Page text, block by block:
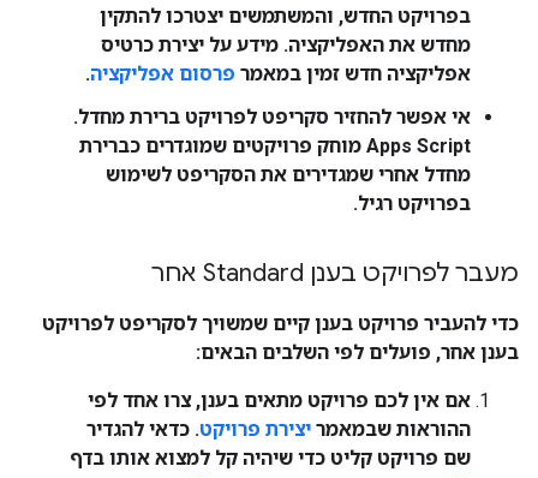
בפרויקט החדש, והמשתמשים יצטרכו להתקין
מחדש את האפליקציה. מידע על יצירת כרטיס
אפליקציה חדש זמין במאמר פרסום אפליקציה.
אי אפשר להחזיר סקריפט לפרויקט ברירת מחדל.
‫Apps Script מוחק פרויקטים שמוגדרים כברירת
מחדל אחרי שמגדירים את הסקריפט לשימוש
בפרויקט רגיל.
מעבר לפרויקט בענן Standard אחר
כדי להעביר פרויקט בענן קיים שמשויך לסקריפט לפרויקט
בענן אחר, פועלים לפי השלבים הבאים:
אם אין לכם פרויקט מתאים בענן, צרו אחד לפי
ההוראות שבמאמר יצירת פרויקט. כדאי להגדיר
שם פרויקט קליט כדי שיהיה קל למצוא אותו בדף